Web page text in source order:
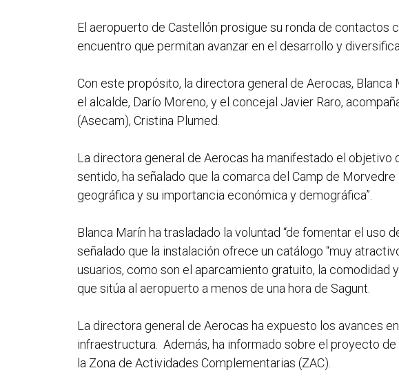
El aeropuerto de Castellón prosigue su ronda de
encuentro que permitan avanzar en el desarrollo y
Con este propósito, la directora general de Aerocas,
el alcalde, Darío Moreno, y el concejal Javier Raro,
(Asecam), Cristina Plumed.
La directora general de Aerocas ha manifestado el
sentido, ha señalado que la comarca del Camp de
geográfica y su importancia económica y demográfica”.
Blanca Marín ha trasladado la voluntad “de fomentar el uso
señalado que la instalación ofrece un catálogo “muy
usuarios, como son el aparcamiento gratuito, la comodidad
que sitúa al aeropuerto a menos de una hora de Sagunt.
La directora general de Aerocas ha expuesto los avances
infraestructura. Además, ha informado sobre el proyecto
la Zona de Actividades Complementarias (ZAC).